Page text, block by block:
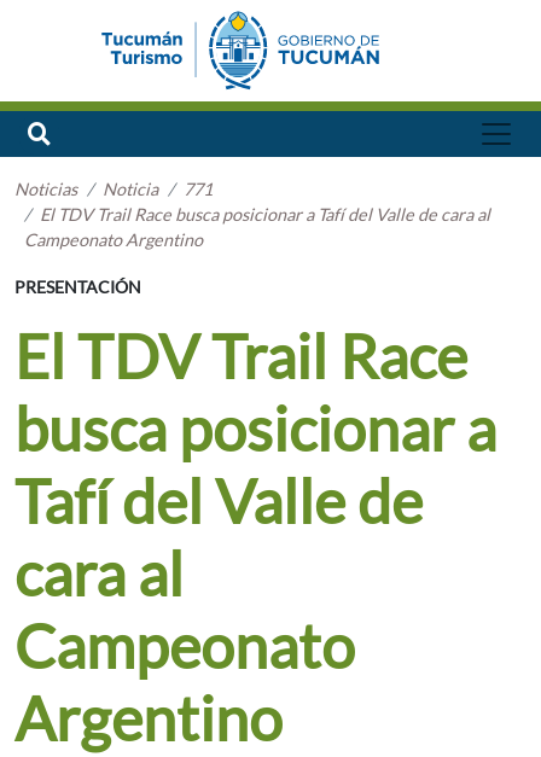
Noticias Noticia
771
El TDV Trail Race busca posicionar a Tafí del Valle de cara al
Campeonato Argentino
PRESENTACIÓN
El TDV Trail Race
busca posicionar a
Tafí del Valle de
cara al
Campeonato
Argentino